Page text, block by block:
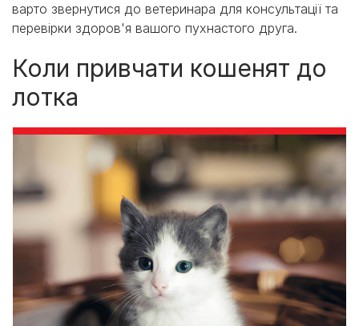
варто звернутися до ветеринара для консультації та
перевірки здоров'я вашого пухнастого друга.
Коли привчати кошенят до
лотка